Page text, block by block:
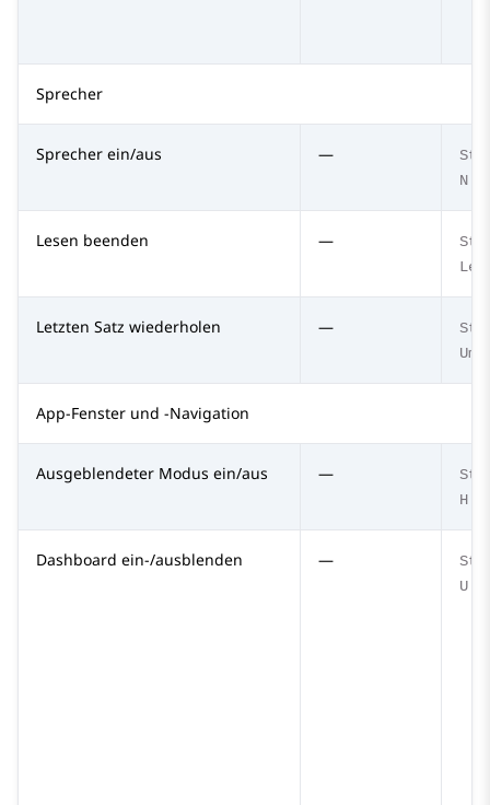
Sprecher
Sprecher ein/aus —
N
Lesen beenden —
Letzten Satz wiederholen —
App-Fenster und -Navigation
Ausgeblendeter Modus ein/aus —
H
Dashboard ein-/ausblenden —
U